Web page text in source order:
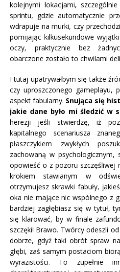
kolejnymi lokacjami,
sprintu, gdzie automatycznie
wdrapuje na murki, czy
pomijając kilkusekundowe
oczy, praktycznie bez
obarczone zostało to chwilami
I tutaj upatrywałbym się także
czy uproszczonego gameplayu,
aspekt fabularny. Snująca się
jakie dane było mi śledzić w
herezji jeśli stwierdzę, iż
kapitalnego scenariusza
płaszczykiem zwykłych
zachowaną w
opowieść o z pozoru szczęśliwej
krokiem stawianym w
otrzymujesz skrawki fabuły,
oka nie mające nic wspólnego z
bardziej zagłębiasz się w tytuł,
się klarować, by w finale
szczęki! Brawo. Twórcy odeszli
dobrze, gdyż taki obrót spraw
głębi, zaś samym postaciom
wyrazistości. To zupełnie